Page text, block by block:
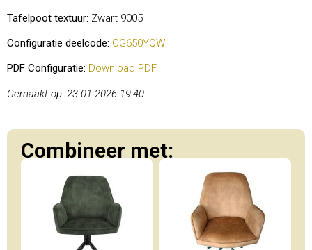
Tafelpoot textuur: Zwart 9005
Configuratie deelcode: CG650YQW
PDF Configuratie: Download PDF
Gemaakt op: 23-01-2026 19:40
Combineer met: